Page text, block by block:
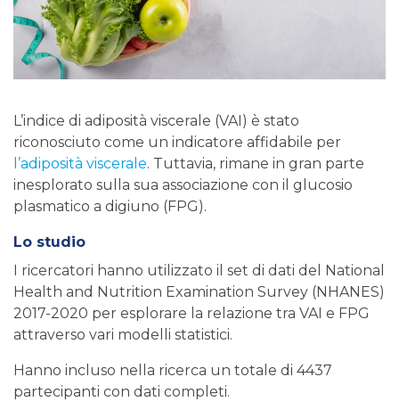
L’indice di adiposità viscerale (VAI) è stato
riconosciuto come un indicatore affidabile per
l’adiposità viscerale. Tuttavia, rimane in gran parte
inesplorato sulla sua associazione con il glucosio
plasmatico a digiuno (FPG).
Lo studio
I ricercatori hanno utilizzato il set di dati del National
Health and Nutrition Examination Survey (NHANES)
2017-2020 per esplorare la relazione tra VAI e FPG
attraverso vari modelli statistici.
Hanno incluso nella ricerca un totale di 4437
partecipanti con dati completi.